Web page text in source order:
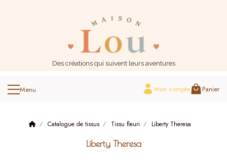
Des créations qui suivent leurs aventures
Mon compte Panier
Catalogue de tissus Tissu fleuri Liberty Theresa
Liberty Theresa